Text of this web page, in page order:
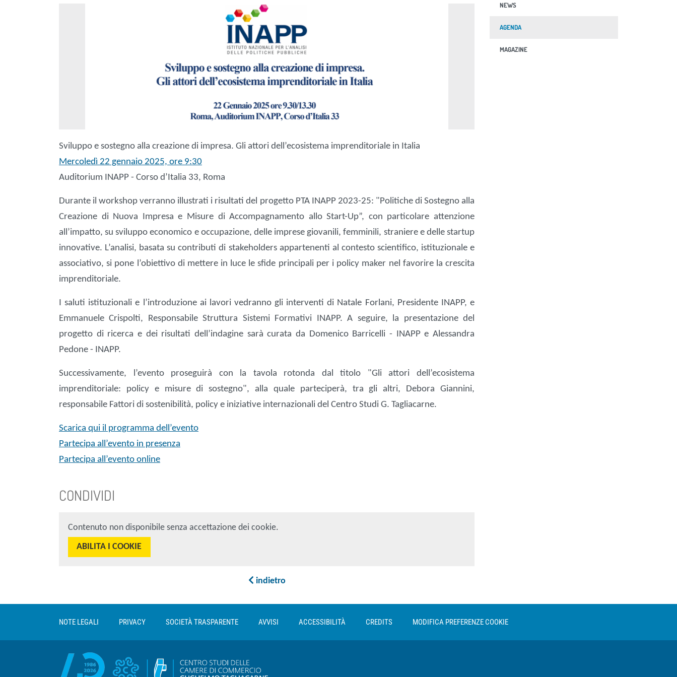
Sviluppo e sostegno alla creazione di impresa. Gli attori dell’ecosistema imprenditoriale in Italia
Mercoledì 22 gennaio 2025, ore 9:30
Auditorium INAPP - Corso d’Italia 33, Roma
Durante il workshop verranno illustrati i risultati del progetto PTA INAPP 2023-25: "Politiche di Sostegno alla
Creazione di Nuova Impresa e Misure di Accompagnamento allo Start-Up”, con particolare attenzione
all’impatto, su sviluppo economico e occupazione, delle imprese giovanili, femminili, straniere e delle startup
innovative. L’analisi, basata su contributi di stakeholders appartenenti al contesto scientifico, istituzionale e
associativo, si pone l’obiettivo di mettere in luce le sfide principali per i policy maker nel favorire la crescita
imprenditoriale.
I saluti istituzionali e l’introduzione ai lavori vedranno gli interventi di Natale Forlani, Presidente INAPP, e
Emmanuele Crispolti, Responsabile Struttura Sistemi Formativi INAPP. A seguire, la presentazione del
progetto di ricerca e dei risultati dell’indagine sarà curata da Domenico Barricelli - INAPP e Alessandra
Pedone - INAPP.
Successivamente, l’evento proseguirà con la tavola rotonda dal titolo "Gli attori dell’ecosistema
imprenditoriale: policy e misure di sostegno", alla quale parteciperà, tra gli altri, Debora Giannini,
responsabile Fattori di sostenibilità, policy e iniziative internazionali del Centro Studi G. Tagliacarne.
Scarica qui il programma dell’evento
Partecipa all’evento in presenza
Partecipa all’evento online
CONDIVIDI
Contenuto non disponibile senza accettazione dei cookie.
ABILITA I COOKIE
indietro
NEWS
AGENDA
MAGAZINE
NOTE LEGALI PRIVACY SOCIETÀ TRASPARENTE AVVISI ACCESSIBILITÀ CREDITS MODIFICA PREFERENZE COOKIE